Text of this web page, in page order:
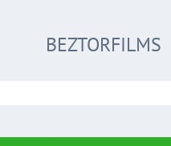
BEZTORFILMS